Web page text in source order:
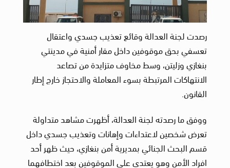
رصدت لجنة العدالة وقائع تعذيب جسدي واعتقال
تعسفي بحق موقوفين داخل مقار أمنية في مدينتي
بنغازي وزليتن، وسط مخاوف متزايدة من تصاعد
الانتهاكات المرتبطة بسوء المعاملة والاحتجاز خارج إطار
القانون.
ووفق ما رصدته لجنة العدالة، أظهرت مشاهد متداولة
تعرض شخصين لاعتداءات وإهانات وتعذيب جسدي داخل
قسم البحث الجنائي بمديرية أمن بنغازي، حيث ظهر أحد
افراد الأمن وهو يعتدي على الموقوفين بعد اختطافهما